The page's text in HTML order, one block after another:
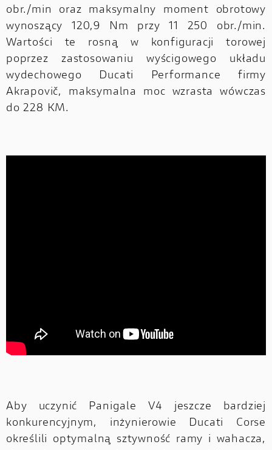
obr./min oraz maksymalny moment obrotowy
wynoszący 120,9 Nm przy 11 250 obr./min.
Wartości te rosną w konfiguracji torowej
poprzez zastosowaniu wyścigowego układu
wydechowego Ducati Performance firmy
Akrapovič, maksymalna moc wzrasta wówczas
do 228 KM.
Aby uczynić Panigale V4 jeszcze bardziej
konkurencyjnym, inżynierowie Ducati Corse
określili optymalną sztywność ramy i wahacza,